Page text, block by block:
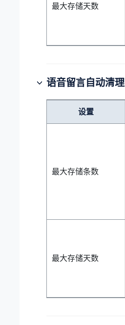
最大存储天数
语音留言自动清理
设置
最大存储条数
最大存储天数